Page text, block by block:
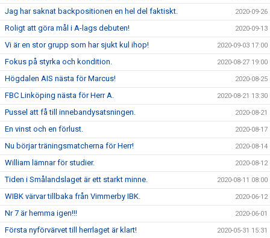
Jag har saknat backpositionen en hel del faktiskt. 2020-09-26
Roligt att göra mål i A-lags debuten! 2020-09-13
Vi är en stor grupp som har sjukt kul ihop! 2020-09-03 17:00
Fokus på styrka och kondition. 2020-08-27 19:00
Högdalen AIS nästa för Marcus! 2020-08-25
FBC Linköping nästa för Herr A. 2020-08-21 13:30
Pussel att få till innebandysatsningen. 2020-08-21
En vinst och en förlust. 2020-08-17
Nu börjar träningsmatcherna för Herr! 2020-08-14
William lämnar för studier. 2020-08-12
Tiden i Smålandslaget är ett starkt minne. 2020-08-11 08:00
WIBK värvar tillbaka från Vimmerby IBK. 2020-06-12
Nr 7 är hemma igen!!! 2020-06-01
Första nyförvärvet till herrlaget är klart! 2020-05-31 15:31